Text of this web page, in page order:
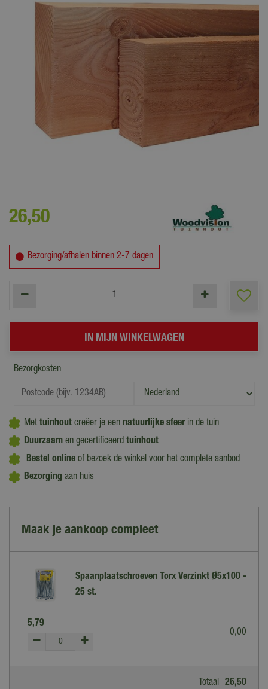
26,50
Bezorging/afhalen binnen 2-7 dagen
Bezorgkosten
Met tuinhout creëer je een natuurlijke sfeerin de tuin
Duurzaam en gecertificeerd tuinhout
Bestel online of bezoek de winkel voor het complete aanbod
Bezorging aan huis
Maak je aankoop compleet
Spaanplaatschroeven Torx Verzinkt Ø5x100 -
25 st.
5,79
0,00
Totaal 26,50